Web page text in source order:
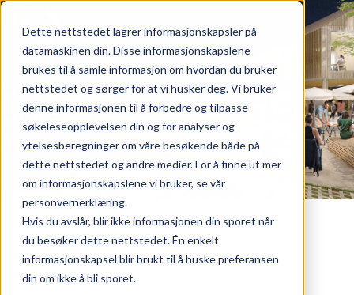
Dette nettstedet lagrer informasjonskapsler på
datamaskinen din. Disse informasjonskapslene
brukes til å samle informasjon om hvordan du bruker
nettstedet og sørger for at vi husker deg. Vi bruker
denne informasjonen til å forbedre og tilpasse
søkeleseopplevelsen din og for analyser og
ytelsesberegninger om våre besøkende både på
dette nettstedet og andre medier. For å finne ut mer
om informasjonskapslene vi bruker, se vår
personvernerklæring.
Hvis du avslår, blir ikke informasjonen din sporet når
du besøker dette nettstedet. Én enkelt
informasjonskapsel blir brukt til å huske preferansen
din om ikke å bli sporet.
at work
24, 26 & 28
torg
Lokaler